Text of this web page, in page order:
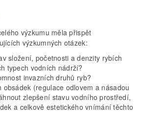
výzkumu měla přispět
výzkumných otázek:
složení, početnosti a denzity rybích
typech vodních nádrží?
invazních druhů ryb?
obsádek (regulace odlovem a násadou
zlepšení stavu vodního prostředí,
a celkově estetického vnímání těchto